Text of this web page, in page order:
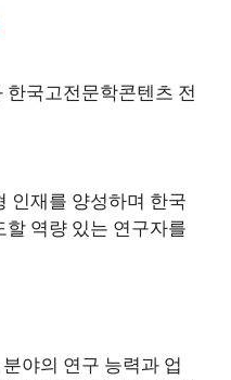
국고전문학콘텐츠 전
인재를 양성하며 한국
역량 있는 연구자를
야의 연구 능력과 업